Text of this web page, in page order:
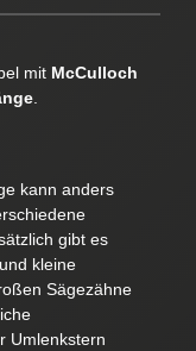
mit McCulloch
.
kann anders
gibt es
kleine
Sägezähne
Umlenkstern